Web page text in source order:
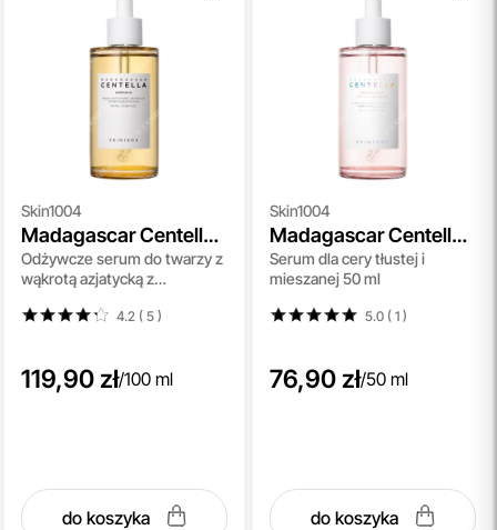
Skin1004
Madagascar Centella
Ampoule
Odżywcze serum do twarzy z
wąkrotą azjatycką z
4.2 ( 5)
119,90 zł/100 ml
do koszyka
Skin1004
Madagascar Centella
Poremizing Fresh
Ampoule
Serum dla cery tłustej i
mieszanej 50 ml
5.0 ( 1)
76,90 zł/50 ml
do koszyka